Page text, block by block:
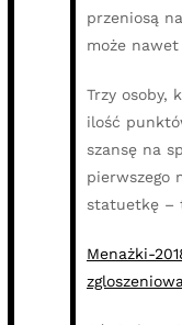
przeniosą
może
Trzy osoby,
ilość
szansę na
pierwszego
statuetkę –
Menażki-
zgloszeniowa